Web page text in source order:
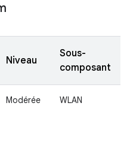
Niveau
Sous-
composant
Modérée WLAN